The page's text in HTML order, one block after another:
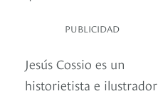
PUBLICIDAD
Jesús Cossio es un
historietista e ilustrador